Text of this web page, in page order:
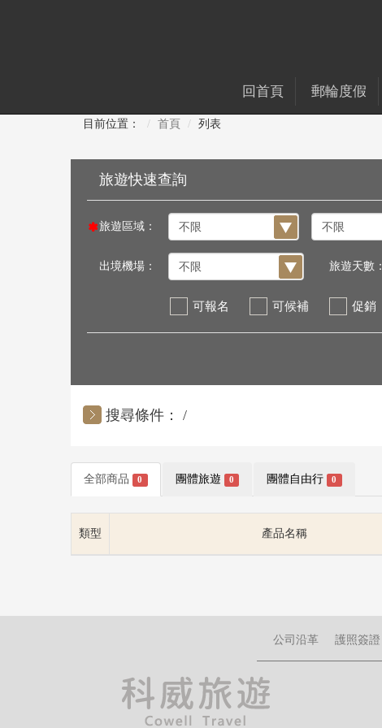
回首頁 郵輪度假
目前位置： 首頁 列表
旅遊區域：
出境機場： 旅遊天數：
可報名 可候補 促銷
搜尋條件：
全部商品 0 團體旅遊 0 團體自由行 0
類型 產品名稱
公司沿革 護照簽證